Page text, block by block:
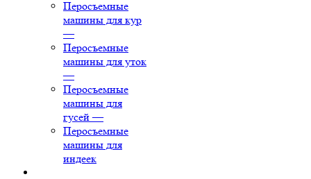
Перосъемные
машины для кур
—
Перосъемные
машины для уток
—
Перосъемные
машины для
гусей —
Перосъемные
машины для
индеек